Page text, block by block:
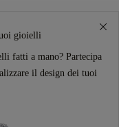
gioielli
fatti a mano? Partecipa
il design dei tuoi